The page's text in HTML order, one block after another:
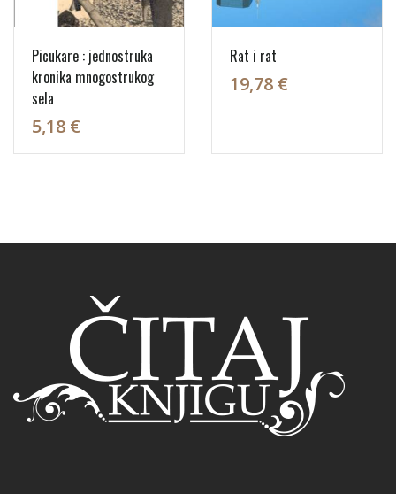
Picukare : jednostruka
kronika mnogostrukog
sela
5,18 €
Rat i rat
19,78 €